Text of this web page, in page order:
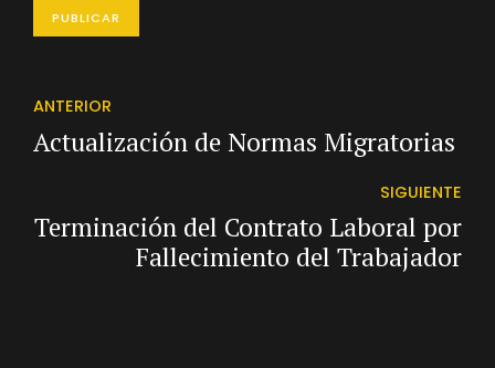
PUBLICAR
ANTERIOR
Actualización de Normas Migratorias
SIGUIENTE
Terminación del Contrato Laboral por
Fallecimiento del Trabajador